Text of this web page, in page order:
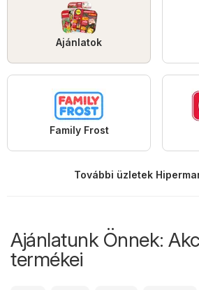
Ajánlatok
Family Frost
További üzletek
Ajánlatunk Önnek:
termékei